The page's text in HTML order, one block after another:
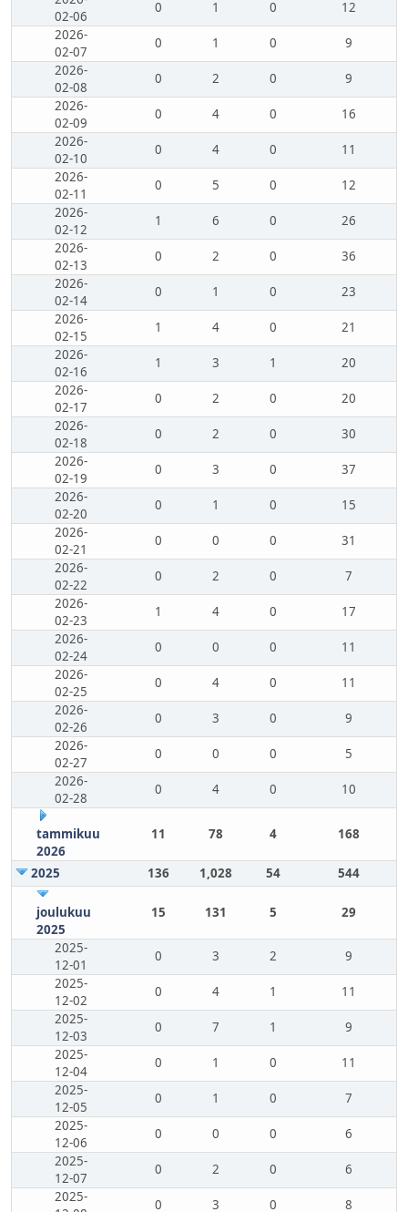
02-06
0 1 0
12
2026-
02-07
0 1 0
9
2026-
02-08
0 2 0
9
2026-
02-09
0 4 0
16
2026-
02-10
0 4 0
11
2026-
02-11
0 5 0
12
2026-
02-12
1 6 0
26
2026-
02-13
0 2 0
36
2026-
02-14
0 1 0
23
2026-
02-15
1 4 0
21
2026-
02-16
1 3 1
20
2026-
02-17
0 2 0
20
2026-
02-18
0 2 0
30
2026-
02-19
0 3 0
37
2026-
02-20
0 1 0
15
2026-
02-21
0 0 0
31
2026-
02-22
0 2 0
7
2026-
02-23
1 4 0
17
2026-
02-24
0 0 0
11
2026-
02-25
0 4 0
11
2026-
02-26
0 3 0
9
2026-
02-27
0 0 0
5
2026-
02-28
0 4 0 10
tammikuu
2026
11 78 4 168
2025 136 1,028 54 544
joulukuu
2025
15 131 5 29
2025-
12-01
0 3 2
9
2025-
12-02
0 4 1
11
2025-
12-03
0 7 1
9
2025-
12-04
0 1 0
11
2025-
12-05
0 1 0
7
2025-
12-06
0 0 0
6
2025-
12-07
0 2 0
6
2025-
0 3 0
8